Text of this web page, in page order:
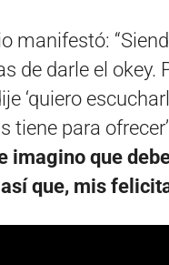
manifestó:
de darle el okey.
‘quiero
tiene para
imagino que
que, mis